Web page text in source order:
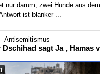
nur darum, zwei Hunde aus
ist blanker ...
Antisemitismus
Dschihad sagt Ja , Hamas